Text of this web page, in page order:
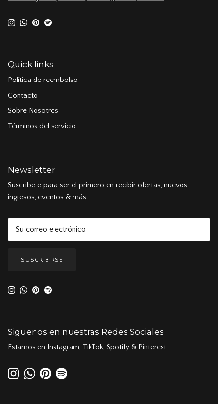
Instagram
WhatsApp
Pinterest
Spotify
Quick links
Política de reembolso
Contacto
Sobre Nosotros
Términos del servicio
Newsletter
Suscribete para ser el primero en recibir ofertas, nuevos
ingresos, eventos & más.
SUSCRIBIRSE
Instagram
WhatsApp
Pinterest
Spotify
Siguenos en nuestras Redes Sociales
Estamos en Instagram, TikTok, Spotify & Pinterest.
InstagramWhatsApp
PinterestSpotify